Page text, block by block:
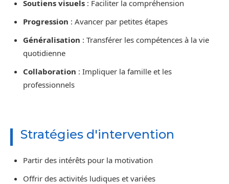
Soutiens visuels : Faciliter la compréhension
Progression : Avancer par petites étapes
Généralisation : Transférer les compétences à la vie
quotidienne
Collaboration : Impliquer la famille et les
professionnels
Stratégies d'intervention
Partir des intérêts pour la motivation
Offrir des activités ludiques et variées